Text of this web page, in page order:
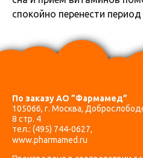
спокойно перенести
По заказу АО ”Фармамед”
105066, г. Москва,
8 стр. 4
тел.: (495) 744-0627,
www.pharmamed.ru